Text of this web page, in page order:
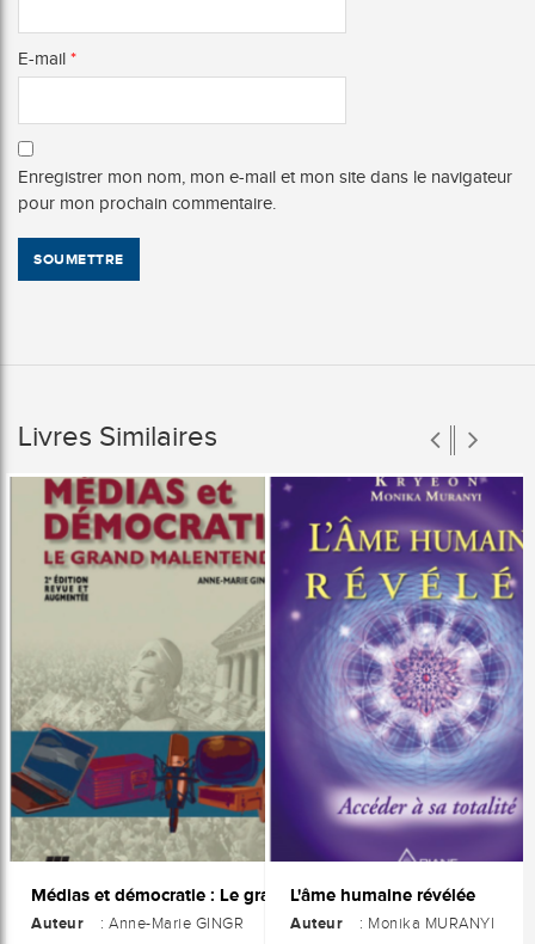
E-mail *
Enregistrer mon nom, mon e-mail et mon site dans le navigateur
pour mon prochain commentaire.
Livres Similaires
Médias et démocratie : Le grand malentendu, 2ème édition revue et augmentée
Auteur : Anne-Marie GINGR
L'âme humaine révélée
Auteur : Monika MURANYI